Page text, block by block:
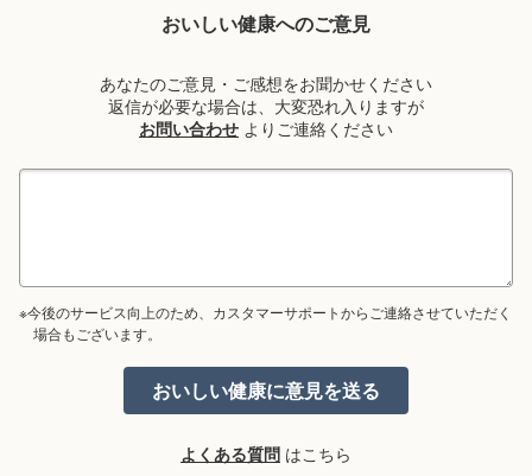
おいしい健康へのご意見
あなたのご意見・ご感想をお聞かせください
返信が必要な場合は、大変恐れ入りますが
お問い合わせ よりご連絡ください
※今後のサービス向上のため、カスタマーサポートからご連絡させていただく
場合もございます。
よくある質問 はこちら